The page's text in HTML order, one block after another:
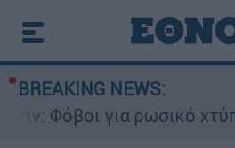
BREAKING NEWS:
ρωσικό χτύπημα σε